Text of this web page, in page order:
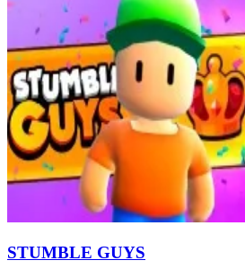
STUMBLE GUYS